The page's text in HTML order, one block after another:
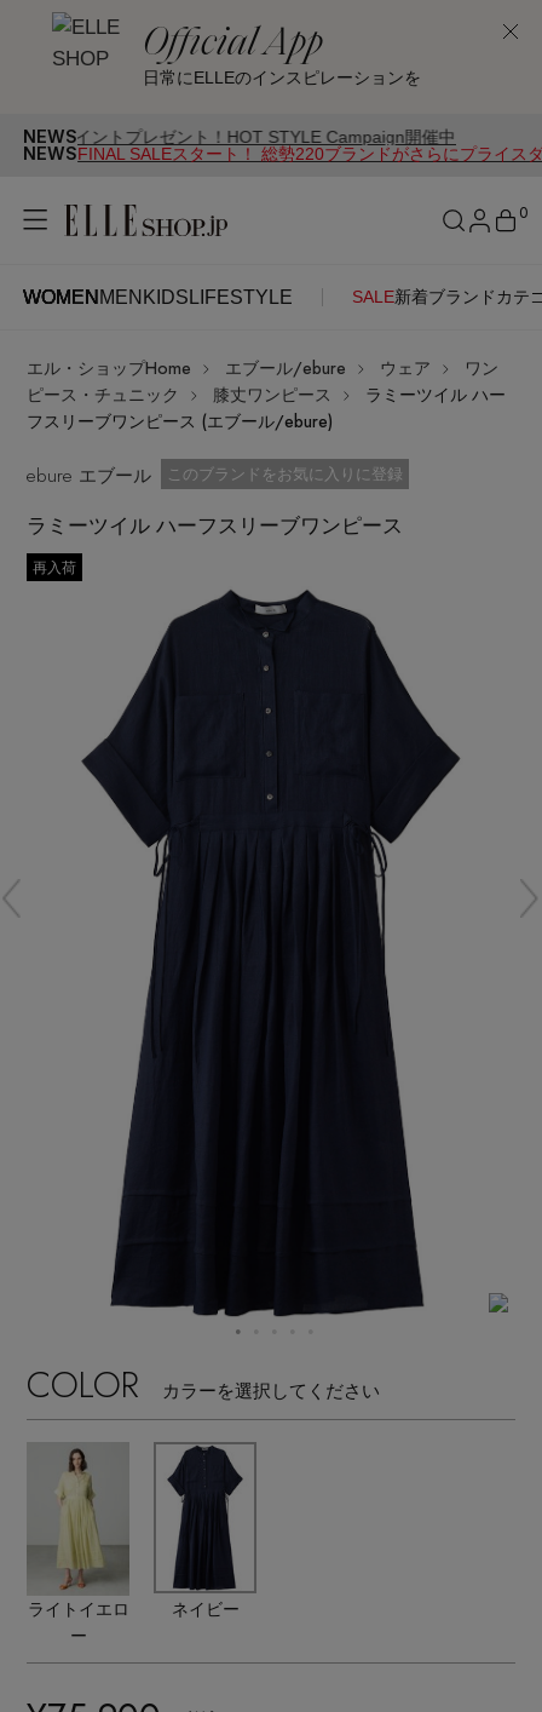
Official App
日常にELLEのインスピレーションを
NEWS
プレゼント！HOT STYLE Campaign開催中
NEWSFINAL SALEスタート！ 総勢220ブランドがさらにプライス
WOMEN MEN KIDS LIFESTYLE SALE新着ブランド カテ
0
WOMENMENKIDSLIFESTYLE
ITEMS
新着アイテム
再入荷アイテム
ブランド
最旬！トレンドワード
【予約】新作ウェアをチェック
【Tシャツ】デイリーに活躍
【日傘】完全遮光・軽量傘
【サンダル】ビーサンの季節！
【リネン】涼しい夏素材
【CFCL】注目のPOP-UP
【レース】上品な透け感
【雨の日】急な雨対策グッズ
【限定】ここでしか買えないアイテム
【ペプラム】トレンドシルエット
【ジュエリー】シルバーでクールに
CATEGORY
すべてのウェア
ブラウス・シャツ
カットソー・Tシャツ
ワンピース・チュニック
パンツ
スカート
すべてのシューズ
サンダル
パンプス
スニーカー
フラットシューズ
レインシューズ
バッグ・財布
ショルダーバッグ
トートバッグ
すべてのファッション小物
ストール・マフラー・ケープ
帽子・イヤーマフ
アクセサリー
すべてのアクセサリー
ピアス・イヤリング
ネックレス
ランジェリー
すべてのランジェリー
ランジェリー
インナー
スポーツ
すべてのスポーツ
ログイン
はじめてご利用の方
新規会員登録
メールマガジン登録
最新トレンドや限定アイテム、セール情報を
いち早くお届けします。
ご登録はこちら
ご利用ガイド
カスタマーサポート
エル・ショップについて
よくあるご質問
SEE RESULTS
エル・ショップHome エブール/ebure ウェア
ワン
ピース・チュニック
膝丈ワンピース
ラミーツイル ハー
フスリーブワンピース (エブール/ebure)
ebure エブール お気に入り済
このブランドをお気に入りに登録
ラミーツイル ハーフスリーブワンピース
再入荷
COLOR カラーを選択してください
ライトイエロ
ー
ネイビー